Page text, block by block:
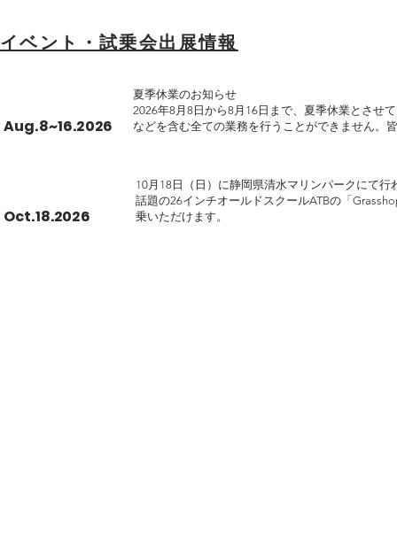
イベント・試乗会出展情報
Aug.8~16.2026
夏季休業のお知らせ
2026年8月8日から8月16日まで、夏季休業とさせ
などを含む全ての業務を行うことができません。
Oct.18.2026
10月18日（日）に静岡県清水マリンパークにて
話題の26インチオールドスクールATBの「
乗いただけます。